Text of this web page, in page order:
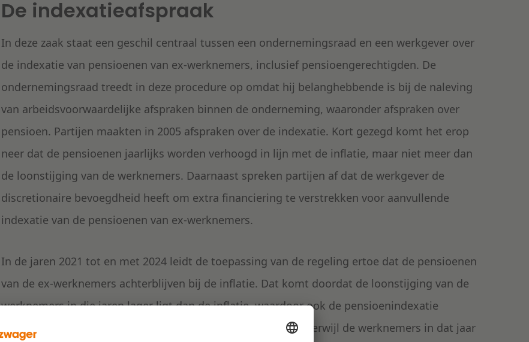
De indexatieafspraak
In deze zaak staat een geschil centraal tussen een ondernemingsraad en een werkgever over
de indexatie van pensioenen van ex-werknemers, inclusief pensioengerechtigden. De
ondernemingsraad treedt in deze procedure op omdat hij belanghebbende is bij de naleving
van arbeidsvoorwaardelijke afspraken binnen de onderneming, waaronder afspraken over
pensioen. Partijen maakten in 2005 afspraken over de indexatie. Kort gezegd komt het erop
neer dat de pensioenen jaarlijks worden verhoogd in lijn met de inflatie, maar niet meer dan
de loonstijging van de werknemers. Daarnaast spreken partijen af dat de werkgever de
discretionaire bevoegdheid heeft om extra financiering te verstrekken voor aanvullende
indexatie van de pensioenen van ex-werknemers.
In de jaren 2021 tot en met 2024 leidt de toepassing van de regeling ertoe dat de pensioenen
van de ex-werknemers achterblijven bij de inflatie. Dat komt doordat de loonstijging van de
werknemers in die jaren lager ligt dan de inflatie, waardoor ook de pensioenindexatie
beperkt blijft. In 2024 vindt helemaal geen indexatie plaats, terwijl de werknemers in dat jaar